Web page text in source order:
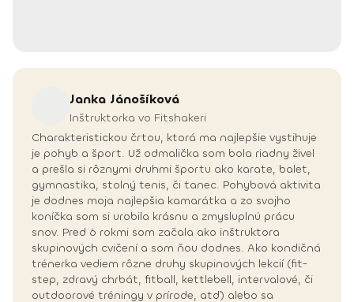
Janka Jánošíková
Inštruktorka vo Fitshakeri
Charakteristickou črtou, ktorá ma najlepšie vystihuje
je pohyb a šport. Už odmalička som bola riadny živel
a prešla si rôznymi druhmi športu ako karate, balet,
gymnastika, stolný tenis, či tanec. Pohybová aktivita
je dodnes moja najlepšia kamarátka a zo svojho
koníčka som si urobila krásnu a zmysluplnú prácu
snov. Pred 6 rokmi som začala ako inštruktora
skupinových cvičení a som ňou dodnes. Ako kondičná
trénerka vediem rôzne druhy skupinových lekcií (fit-
step, zdravý chrbát, fitball, kettlebell, intervalové, či
outdoorové tréningy v prírode, atď) alebo sa